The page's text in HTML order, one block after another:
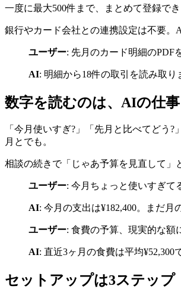
一度に最大500件まで、まとめて登録でき
銀行やカード会社との連携設定は不要。
ユーザー: 先月のカード明細のPDF
AI: 明細から18件の取引を読み取り
数字を読むのは、AIの仕事
「今月使いすぎ?」「先月と比べてどう
月とでも。
相談の続きで「じゃあ予算を見直して」
ユーザー: 今月ちょっと使いすぎて
AI: 今月の支出は¥182,400。まだ月
ユーザー: 食費の予算、現実的な額
AI: 直近3ヶ月の食費は平均¥52,300
セットアップは3ステップ